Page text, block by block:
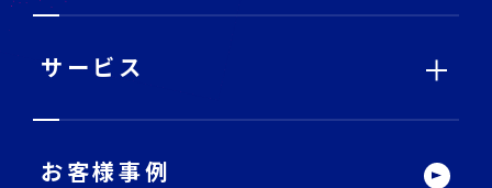
サービス
サービストップ
お客様事例